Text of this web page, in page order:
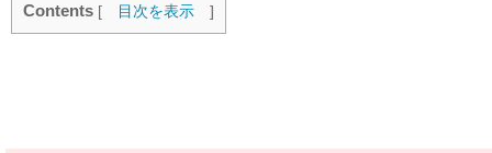
Contents [ 目次を表示 ]